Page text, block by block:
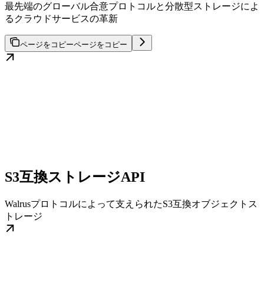
最先端のグローバル合意プロトコルと分散型ストレージによ
るクラウドサービスの革新
ページをコピーページをコピー
S3互換ストレージAPI
Walrusプロトコルによって支えられたS3互換オブジェクトス
トレージ